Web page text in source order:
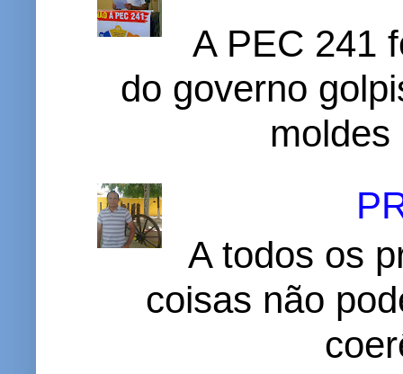
A PEC 241
do governo
A todos os
coisas não